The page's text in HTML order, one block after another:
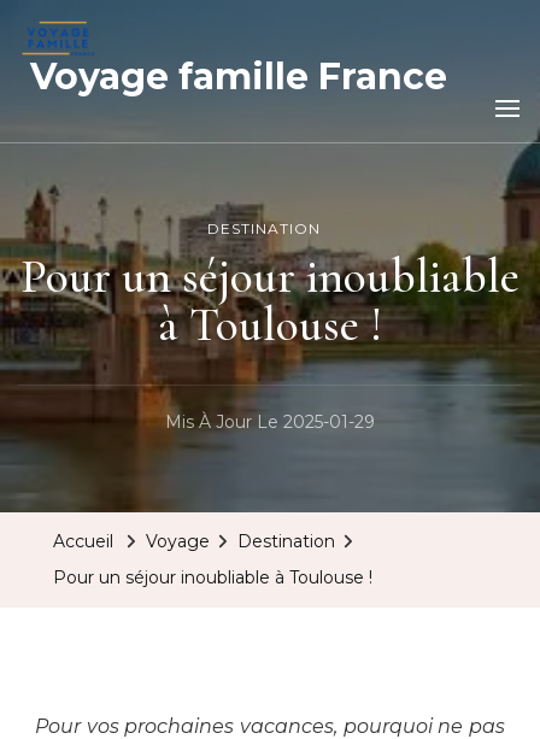
Voyage famille France
DESTINATION
Pour un séjour inoubliable
à Toulouse !
Mis À Jour Le 2025-01-29
Accueil Voyage
Destination
Pour un séjour inoubliable à Toulouse !
Pour vos prochaines vacances, pourquoi ne pas